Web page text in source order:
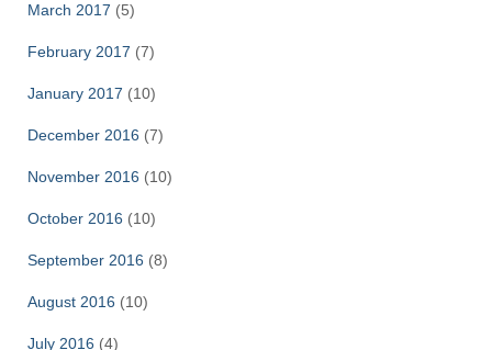
March 2017 (5)
February 2017 (7)
January 2017 (10)
December 2016 (7)
November 2016 (10)
October 2016 (10)
September 2016 (8)
August 2016 (10)
July 2016 (4)